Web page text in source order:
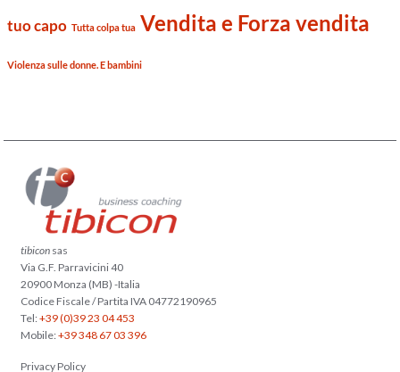
tuo capo Tutta colpa tua Vendita e Forza vendita
Violenza sulle donne. E bambini
tibicon sas
Via G.F. Parravicini 40
20900 Monza (MB) -Italia
Codice Fiscale / Partita IVA 04772190965
Tel:+39 (0)39 23 04 453
Mobile:+39 348 67 03 396
Privacy Policy